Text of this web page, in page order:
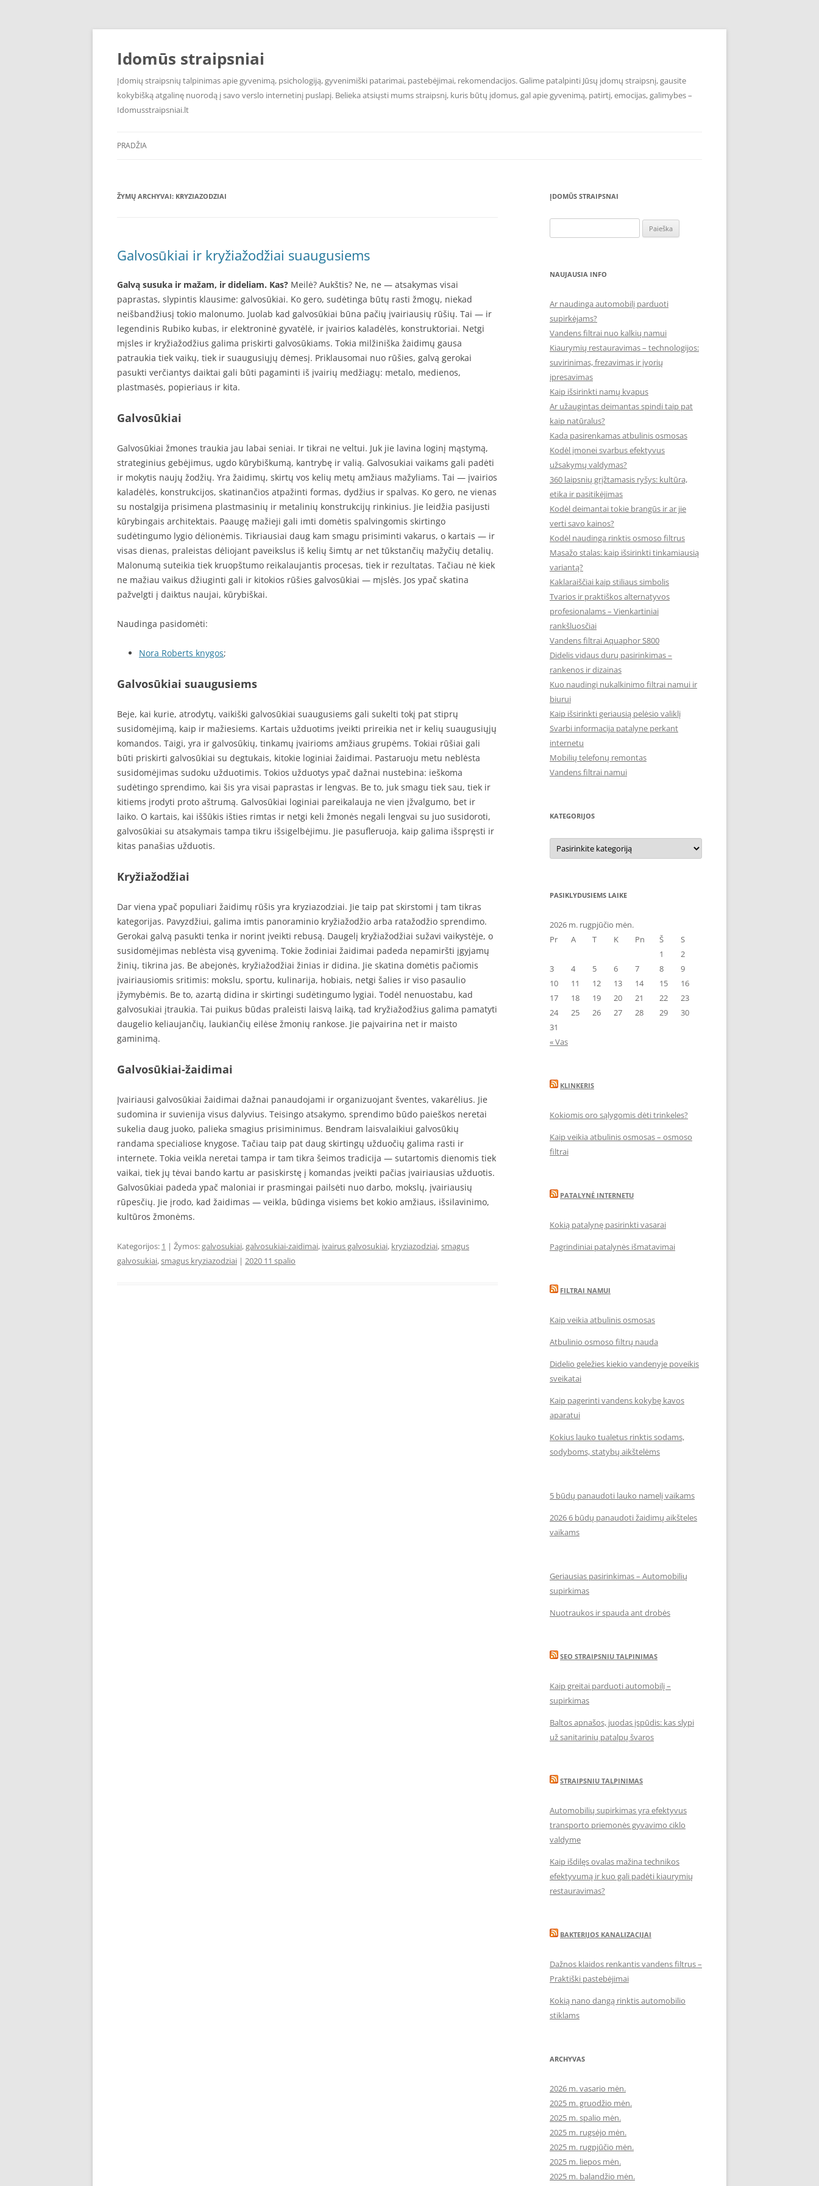
Pereiti
turinio
Idomūs straipsniai
Įdomių straipsnių talpinimas apie gyvenimą, psichologiją, gyvenimiški patarimai, pastebėjimai, rekomendacijos. Galime patalpinti Jūsų įdomų straipsnį, gausite
kokybišką atgalinę nuorodą į savo verslo internetinį puslapį. Belieka atsiųsti mums straipsnį, kuris būtų įdomus, gal apie gyvenimą, patirtį, emocijas, galimybes –
Idomusstraipsniai.lt
PRADŽIA
ŽYMŲ ARCHYVAI: KRYZIAZODZIAI
Galvosūkiai ir kryžiažodžiai suaugusiems
Galvą susuka ir mažam, ir dideliam. Kas? Meilė? Aukštis? Ne, ne — atsakymas visai
paprastas, slypintis klausime: galvosūkiai. Ko gero, sudėtinga būtų rasti žmogų, niekad
neišbandžiusį tokio malonumo. Juolab kad galvosūkiai būna pačių įvairiausių rūšių. Tai — ir
legendinis Rubiko kubas, ir elektroninė gyvatėlė, ir įvairios kaladėlės, konstruktoriai. Netgi
mįsles ir kryžiažodžius galima priskirti galvosūkiams. Tokia milžiniška žaidimų gausa
patraukia tiek vaikų, tiek ir suaugusiųjų dėmesį. Priklausomai nuo rūšies, galvą gerokai
pasukti verčiantys daiktai gali būti pagaminti iš įvairių medžiagų: metalo, medienos,
plastmasės, popieriaus ir kita.
Galvosūkiai
Galvosūkiai žmones traukia jau labai seniai. Ir tikrai ne veltui. Juk jie lavina loginį mąstymą,
strateginius gebėjimus, ugdo kūrybiškumą, kantrybę ir valią. Galvosukiai vaikams gali padėti
ir mokytis naujų žodžių. Yra žaidimų, skirtų vos kelių metų amžiaus mažyliams. Tai — įvairios
kaladėlės, konstrukcijos, skatinančios atpažinti formas, dydžius ir spalvas. Ko gero, ne vienas
su nostalgija prisimena plastmasinių ir metalinių konstrukcijų rinkinius. Jie leidžia pasijusti
kūrybingais architektais. Paaugę mažieji gali imti domėtis spalvingomis skirtingo
sudėtingumo lygio dėlionėmis. Tikriausiai daug kam smagu prisiminti vakarus, o kartais — ir
visas dienas, praleistas dėliojant paveikslus iš kelių šimtų ar net tūkstančių mažyčių detalių.
Malonumą suteikia tiek kruopštumo reikalaujantis procesas, tiek ir rezultatas. Tačiau nė kiek
ne mažiau vaikus džiuginti gali ir kitokios rūšies galvosūkiai — mįslės. Jos ypač skatina
pažvelgti į daiktus naujai, kūrybiškai.
Naudinga pasidomėti:
Nora Roberts knygos;
Galvosūkiai suaugusiems
Beje, kai kurie, atrodytų, vaikiški galvosūkiai suaugusiems gali sukelti tokį pat stiprų
susidomėjimą, kaip ir mažiesiems. Kartais užduotims įveikti prireikia net ir kelių suaugusiųjų
komandos. Taigi, yra ir galvosūkių, tinkamų įvairioms amžiaus grupėms. Tokiai rūšiai gali
būti priskirti galvosūkiai su degtukais, kitokie loginiai žaidimai. Pastaruoju metu neblėsta
susidomėjimas sudoku užduotimis. Tokios užduotys ypač dažnai nustebina: ieškoma
sudėtingo sprendimo, kai šis yra visai paprastas ir lengvas. Be to, juk smagu tiek sau, tiek ir
kitiems įrodyti proto aštrumą. Galvosūkiai loginiai pareikalauja ne vien įžvalgumo, bet ir
laiko. O kartais, kai iššūkis išties rimtas ir netgi keli žmonės negali lengvai su juo susidoroti,
galvosūkiai su atsakymais tampa tikru išsigelbėjimu. Jie pasufleruoja, kaip galima išspręsti ir
kitas panašias užduotis.
Kryžiažodžiai
Dar viena ypač populiari žaidimų rūšis yra kryziazodziai. Jie taip pat skirstomi į tam tikras
kategorijas. Pavyzdžiui, galima imtis panoraminio kryžiažodžio arba ratažodžio sprendimo.
Gerokai galvą pasukti tenka ir norint įveikti rebusą. Daugelį kryžiažodžiai sužavi vaikystėje, o
susidomėjimas neblėsta visą gyvenimą. Tokie žodiniai žaidimai padeda nepamiršti įgyjamų
žinių, tikrina jas. Be abejonės, kryžiažodžiai žinias ir didina. Jie skatina domėtis pačiomis
įvairiausiomis sritimis: mokslu, sportu, kulinarija, hobiais, netgi šalies ir viso pasaulio
įžymybėmis. Be to, azartą didina ir skirtingi sudėtingumo lygiai. Todėl nenuostabu, kad
galvosukiai įtraukia. Tai puikus būdas praleisti laisvą laiką, tad kryžiažodžius galima pamatyti
daugelio keliaujančių, laukiančių eilėse žmonių rankose. Jie paįvairina net ir maisto
gaminimą.
Galvosūkiai-žaidimai
Įvairiausi galvosūkiai žaidimai dažnai panaudojami ir organizuojant šventes, vakarėlius. Jie
sudomina ir suvienija visus dalyvius. Teisingo atsakymo, sprendimo būdo paieškos neretai
sukelia daug juoko, palieka smagius prisiminimus. Bendram laisvalaikiui galvosūkių
randama specialiose knygose. Tačiau taip pat daug skirtingų užduočių galima rasti ir
internete. Tokia veikla neretai tampa ir tam tikra šeimos tradicija — sutartomis dienomis tiek
vaikai, tiek jų tėvai bando kartu ar pasiskirstę į komandas įveikti pačias įvairiausias užduotis.
Galvosūkiai padeda ypač maloniai ir prasmingai pailsėti nuo darbo, mokslų, įvairiausių
rūpesčių. Jie įrodo, kad žaidimas — veikla, būdinga visiems bet kokio amžiaus, išsilavinimo,
kultūros žmonėms.
Kategorijos: 1 | Žymos:galvosukiai,galvosukiai-zaidimai, ivairus galvosukiai, kryziazodziai,smagus
galvosukiai,smagus kryziazodziai | 2020 11 spalio
ĮDOMŪS STRAIPSNAI
NAUJAUSIA INFO
Ar naudinga automobilį parduoti
supirkėjams?
Vandens filtrai nuo kalkių namui
Kiaurymių restauravimas – technologijos:
suvirinimas, frezavimas ir įvorių
įpresavimas
Kaip išsirinkti namų kvapus
Ar užaugintas deimantas spindi taip pat
kaip natūralus?
Kada pasirenkamas atbulinis osmosas
Kodėl įmonei svarbus efektyvus
užsakymų valdymas?
360 laipsnių grįžtamasis ryšys: kultūra,
etika ir pasitikėjimas
Kodėl deimantai tokie brangūs ir ar jie
verti savo kainos?
Kodėl naudinga rinktis osmoso filtrus
Masažo stalas: kaip išsirinkti tinkamiausią
variantą?
Kaklaraiščiai kaip stiliaus simbolis
Tvarios ir praktiškos alternatyvos
profesionalams – Vienkartiniai
rankšluosčiai
Vandens filtrai Aquaphor S800
Didelis vidaus durų pasirinkimas –
rankenos ir dizainas
Kuo naudingi nukalkinimo filtrai namui ir
biurui
Kaip išsirinkti geriausią pelėsio valiklį
Svarbi informacija patalyne perkant
internetu
Mobilių telefonų remontas
Vandens filtrai namui
KATEGORIJOS
Kategorijos
PASIKLYDUSIEMS LAIKE
2026 m. rugpjūčio mėn.
Pr
A T K Pn Š
S
1
2
3
4 5 6 7 8
9
10
11 12 13 14 15
16
17
18 19 20 21 22
23
24
25 26 27 28 29
30
31
« Vas
KLINKERIS
Kokiomis oro sąlygomis dėti trinkeles?
Kaip veikia atbulinis osmosas – osmoso
filtrai
PATALYNĖ INTERNETU
Kokią patalynę pasirinkti vasarai
Pagrindiniai patalynės išmatavimai
FILTRAI NAMUI
Kaip veikia atbulinis osmosas
Atbulinio osmoso filtrų nauda
Didelio geležies kiekio vandenyje poveikis
sveikatai
Kaip pagerinti vandens kokybę kavos
aparatui
Kokius lauko tualetus rinktis sodams,
sodyboms, statybų aikštelėms
5 būdų panaudoti lauko namelį vaikams
2026 6 būdų panaudoti žaidimų aikšteles
vaikams
Geriausias pasirinkimas – Automobilių
supirkimas
Nuotraukos ir spauda ant drobės
SEO STRAIPSNIU TALPINIMAS
Kaip greitai parduoti automobilį –
supirkimas
Baltos apnašos, juodas įspūdis: kas slypi
už sanitarinių patalpų švaros
STRAIPSNIU TALPINIMAS
Automobilių supirkimas yra efektyvus
transporto priemonės gyvavimo ciklo
valdyme
Kaip išdilęs ovalas mažina technikos
efektyvumą ir kuo gali padėti kiaurymių
restauravimas?
BAKTERIJOS KANALIZACIJAI
Dažnos klaidos renkantis vandens filtrus –
Praktiški pastebėjimai
Kokią nano dangą rinktis automobilio
stiklams
ARCHYVAS
2026 m. vasario mėn.
2025 m. gruodžio mėn.
2025 m. spalio mėn.
2025 m. rugsėjo mėn.
2025 m. rugpjūčio mėn.
2025 m. liepos mėn.
2025 m. balandžio mėn.